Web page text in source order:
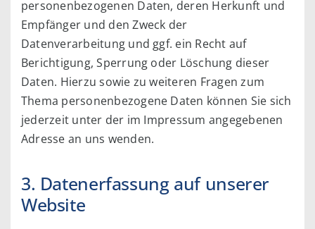
personenbezogenen Daten, deren Herkunft und
Empfänger und den Zweck der
Datenverarbeitung und ggf. ein Recht auf
Berichtigung, Sperrung oder Löschung dieser
Daten. Hierzu sowie zu weiteren Fragen zum
Thema personenbezogene Daten können Sie sich
jederzeit unter der im Impressum angegebenen
Adresse an uns wenden.
3. Datenerfassung auf unserer
Website